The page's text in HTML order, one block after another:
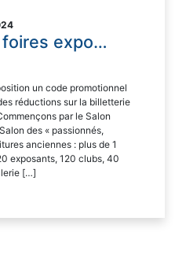
foires expo…
un code promotionnel
réductions sur la billetterie
par le Salon
des « passionnés,
anciennes : plus de 1
exposants, 120 clubs, 40
[…]